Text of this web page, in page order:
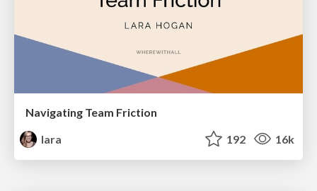
Navigating Team Friction
lara
192 16k